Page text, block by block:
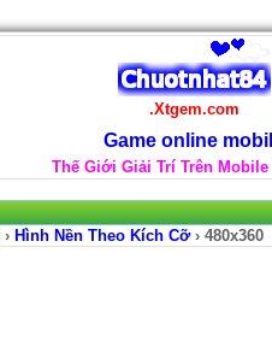
.Xtgem.com
Game online
Thế Giới Giải Trí Trên Mobile
› Hình Nền Theo Kích Cỡ› 480x360